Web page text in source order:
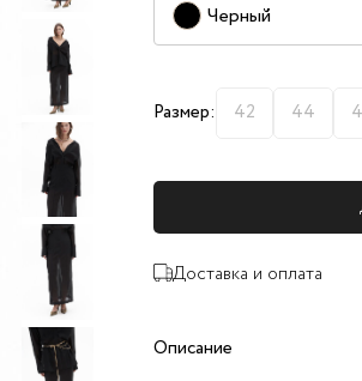
Черный
Размер: 42 44
Доставка и оплата
Описание